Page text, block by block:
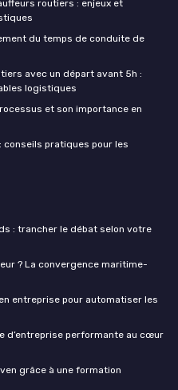
routiers : enjeux et
du temps de conduite de
avec un départ avant 5h :
logistiques
et son importance en
conseils pratiques pour les
: trancher le débat selon votre
? La convergence maritime-
entreprise pour automatiser les
d’entreprise performante au cœur
grâce à une formation